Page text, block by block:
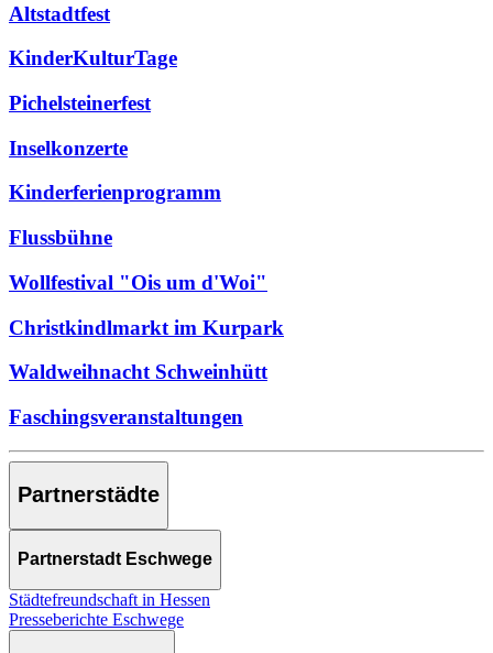
Altstadtfest
KinderKulturTage
Pichelsteinerfest
Inselkonzerte
Kinderferienprogramm
Flussbühne
Wollfestival "Ois um d'Woi"
Christkindlmarkt im Kurpark
Waldweihnacht Schweinhütt
Faschingsveranstaltungen
Partnerstädte
Partnerstadt Eschwege
Städtefreundschaft in Hessen
Presseberichte Eschwege